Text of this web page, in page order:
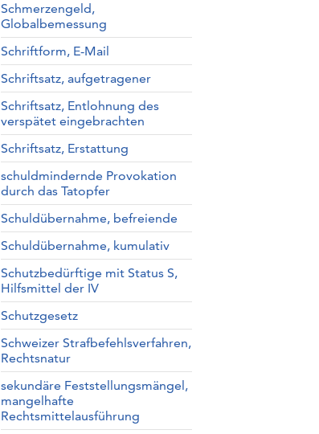
Schmerzengeld,
Globalbemessung
Schriftform, E-Mail
Schriftsatz, aufgetragener
Schriftsatz, Entlohnung des
verspätet eingebrachten
Schriftsatz, Erstattung
schuldmindernde Provokation
durch das Tatopfer
Schuldübernahme, befreiende
Schuldübernahme, kumulativ
Schutzbedürftige mit Status S,
Hilfsmittel der IV
Schutzgesetz
Schweizer Strafbefehlsverfahren,
Rechtsnatur
sekundäre Feststellungsmängel,
mangelhafte
Rechtsmittelausführung